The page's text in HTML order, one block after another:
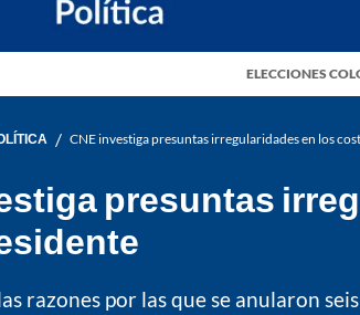
ELECCIONES
/ CNE investiga presuntas irregularidades en los
presuntas
razones por las que se anularon